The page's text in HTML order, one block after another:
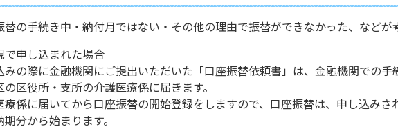
替の手続き中・納付月ではない・その他の理由で振替ができなかった、などが
申し込まれた場合
みの際に金融機関にご提出いただいた「口座振替依頼書」は、金融機関での手
の区役所・支所の介護医療係に届きます。
療係に届いてから口座振替の開始登録をしますので、口座振替は、申し込み
期分から始まります。